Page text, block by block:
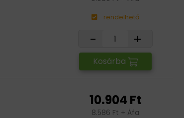
rendelhető
- +
Kosárba
10.904 Ft
8.586 Ft + Áfa